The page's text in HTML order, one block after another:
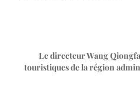
Le directeur Wang
touristiques de la région